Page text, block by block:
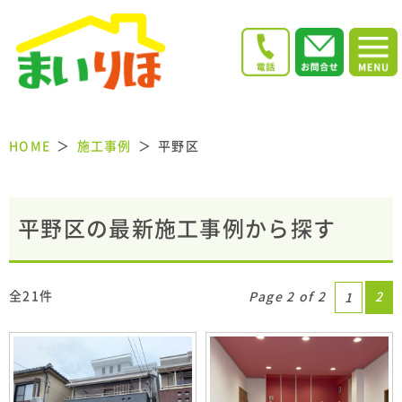
HOME 施工事例 平野区
平野区の最新施工事例から探す
全21件 Page 2 of 2 1 2